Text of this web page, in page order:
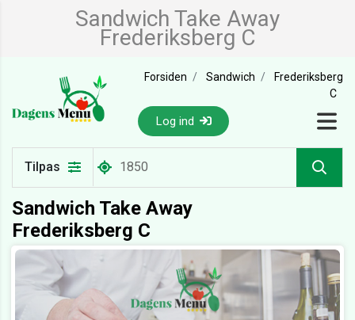
Sandwich Take Away
Frederiksberg C
Forsiden Sandwich
Frederiksberg
C
Log ind
Tilpas
Sandwich Take Away
Frederiksberg C